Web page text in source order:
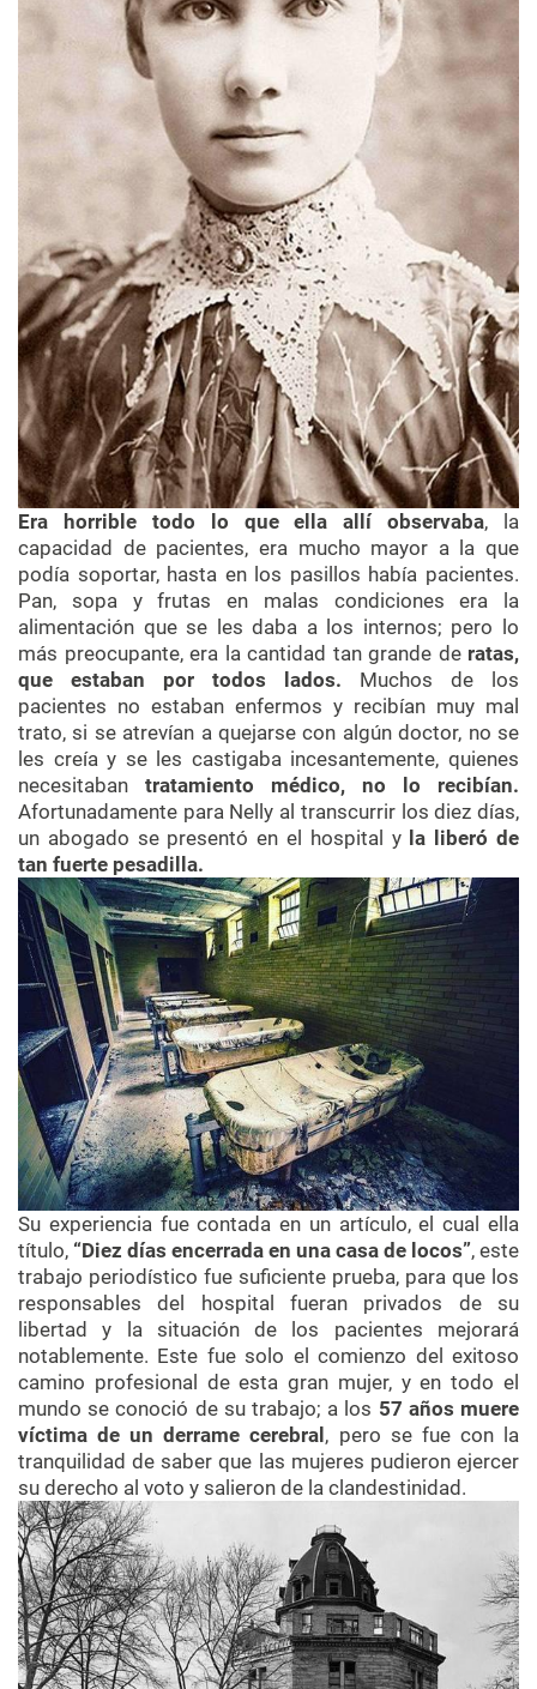
Era horrible todo lo que ella allí observaba, la
capacidad de pacientes, era mucho mayor a la que
podía soportar, hasta en los pasillos había pacientes.
Pan, sopa y frutas en malas condiciones era la
alimentación que se les daba a los internos; pero lo
más preocupante, era la cantidad tan grande de ratas,
que estaban por todos lados. Muchos de los
pacientes no estaban enfermos y recibían muy mal
trato, si se atrevían a quejarse con algún doctor, no se
les creía y se les castigaba incesantemente, quienes
necesitaban tratamiento médico, no lo recibían.
Afortunadamente para Nelly al transcurrir los diez días,
un abogado se presentó en el hospital y la liberó de
tan fuerte pesadilla.
Su experiencia fue contada en un artículo, el cual ella
título, “Diez días encerrada en una casa de locos”, este
trabajo periodístico fue suficiente prueba, para que los
responsables del hospital fueran privados de su
libertad y la situación de los pacientes mejorará
notablemente. Este fue solo el comienzo del exitoso
camino profesional de esta gran mujer, y en todo el
mundo se conoció de su trabajo; a los 57 años muere
víctima de un derrame cerebral, pero se fue con la
tranquilidad de saber que las mujeres pudieron ejercer
su derecho al voto y salieron de la clandestinidad.